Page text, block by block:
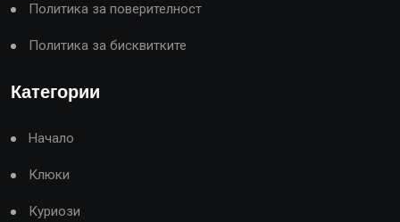
Политика за поверителност
Политика за бисквитките
Категории
Начало
Клюки
Куриози